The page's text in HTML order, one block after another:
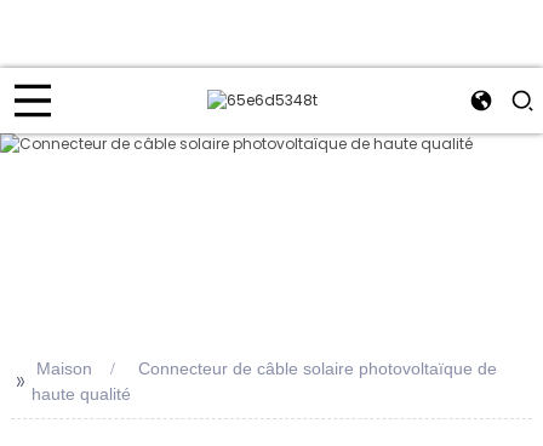
>> Maison
Connecteur de câble solaire photovoltaïque de
haute qualité